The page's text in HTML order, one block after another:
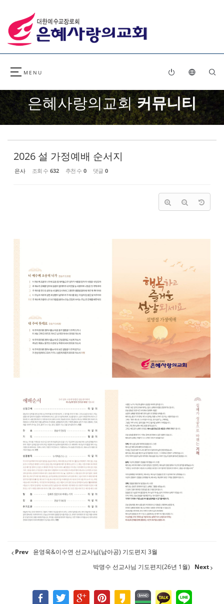
은혜사랑의교회커뮤니티
2026 설 가정예배 순서지
은사 조회 수 632 추천 수 0 댓글 0
Prev 윤영욱&이수연 선교사님(남아공) 기도편지 3월
박명수 선교사님 기도편지(26년 1월)
Next